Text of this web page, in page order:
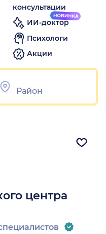
консультации
ИИ-доктор
Психологи
Акции
центра